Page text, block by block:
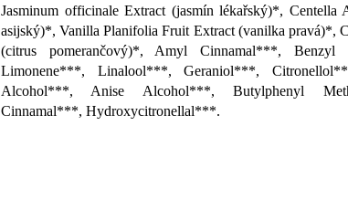
Jasminum officinale Extract (jasmín lékařský)*, Centella
asijský)*, Vanilla Planifolia Fruit Extract (vanilka pravá)*,
(citrus pomerančový)*, Amyl Cinnamal***, Benzyl
Limonene***, Linalool***, Geraniol***,
Alcohol***, Anise Alcohol***, Butylphenyl
Cinnamal***, Hydroxycitronellal***.